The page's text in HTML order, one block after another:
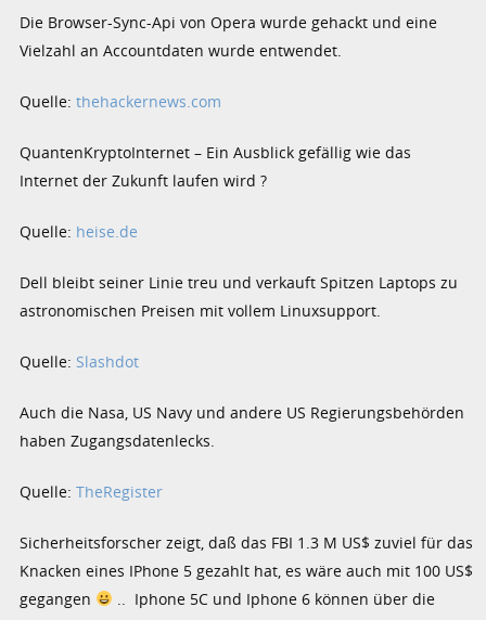
Die Browser-Sync-Api von Opera wurde gehackt und eine
Vielzahl an Accountdaten wurde entwendet.
Quelle:thehackernews.com
QuantenKryptoInternet – Ein Ausblick gefällig wie das
Internet der Zukunft laufen wird ?
Quelle: heise.de
Dell bleibt seiner Linie treu und verkauft Spitzen Laptops zu
astronomischen Preisen mit vollem Linuxsupport.
Quelle: Slashdot
Auch die Nasa, US Navy und andere US Regierungsbehörden
haben Zugangsdatenlecks.
Quelle:TheRegister
Sicherheitsforscher zeigt, daß das FBI 1.3 M US$ zuviel für das
Knacken eines IPhone 5 gezahlt hat, es wäre auch mit 100 US$
gegangen
.. Iphone 5C und Iphone 6 können über die